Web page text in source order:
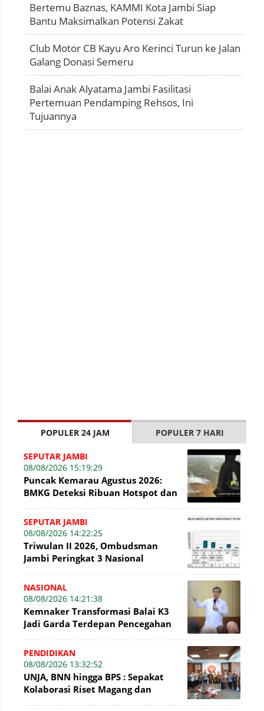
Bertemu Baznas, KAMMI Kota Jambi Siap
Bantu Maksimalkan Potensi Zakat
Club Motor CB Kayu Aro Kerinci Turun ke Jalan
Galang Donasi Semeru
Balai Anak Alyatama Jambi Fasilitasi
Pertemuan Pendamping Rehsos, Ini
Tujuannya
POPULER 24 JAM POPULER 7 HARI
SEPUTAR JAMBI
08/08/2026 15:19:29
Puncak Kemarau Agustus 2026:
BMKG Deteksi Ribuan Hotspot dan
SEPUTAR JAMBI
08/08/2026 14:22:25
Triwulan II 2026, Ombudsman
Jambi Peringkat 3 Nasional
NASIONAL
08/08/2026 14:21:38
Kemnaker Transformasi Balai K3
Jadi Garda Terdepan Pencegahan
PENDIDIKAN
08/08/2026 13:32:52
UNJA, BNN hingga BPS : Sepakat
Kolaborasi Riset Magang dan